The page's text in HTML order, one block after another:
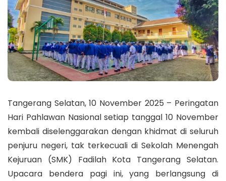
Tangerang Selatan, 10 November 2025 – Peringatan
Hari Pahlawan Nasional setiap tanggal 10 November
kembali diselenggarakan dengan khidmat di seluruh
penjuru negeri, tak terkecuali di Sekolah Menengah
Kejuruan (SMK) Fadilah Kota Tangerang Selatan.
Upacara bendera pagi ini, yang berlangsung di